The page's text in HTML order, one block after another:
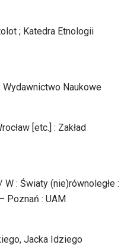
; Katedra Etnologii
Naukowe
[etc.] : Zakład
: Światy (nie)równoległe :
Poznań : UAM
Jacka Idziego